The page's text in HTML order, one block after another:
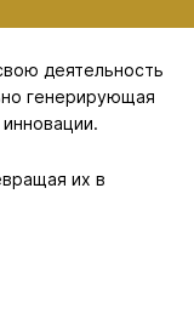
деятельность
генерирующая
их в